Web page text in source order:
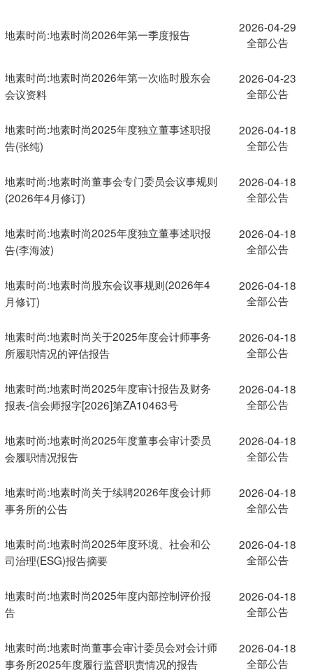
地素时尚:地素时尚2026年第一季度报告
2026-04-29
全部公告
地素时尚:地素时尚2026年第一次临时股东会
会议资料
2026-04-23
全部公告
地素时尚:地素时尚2025年度独立董事述职报
告(张纯)
2026-04-18
全部公告
地素时尚:地素时尚董事会专门委员会议事规则
(2026年4月修订)
2026-04-18
全部公告
地素时尚:地素时尚2025年度独立董事述职报
告(李海波)
2026-04-18
全部公告
地素时尚:地素时尚股东会议事规则(2026年4
月修订)
2026-04-18
全部公告
地素时尚:地素时尚关于2025年度会计师事务
所履职情况的评估报告
2026-04-18
全部公告
地素时尚:地素时尚2025年度审计报告及财务
报表-信会师报字[2026]第ZA10463号
2026-04-18
全部公告
地素时尚:地素时尚2025年度董事会审计委员
会履职情况报告
2026-04-18
全部公告
地素时尚:地素时尚关于续聘2026年度会计师
事务所的公告
2026-04-18
全部公告
地素时尚:地素时尚2025年度环境、社会和公
司治理(ESG)报告摘要
2026-04-18
全部公告
地素时尚:地素时尚2025年度内部控制评价报
告
2026-04-18
全部公告
地素时尚:地素时尚董事会审计委员会对会计师
事务所2025年度履行监督职责情况的报告
2026-04-18
全部公告